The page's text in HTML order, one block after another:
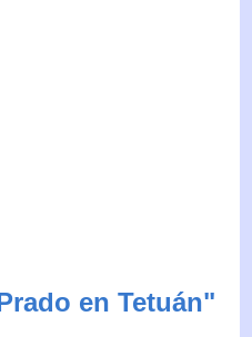
en Tetuán"